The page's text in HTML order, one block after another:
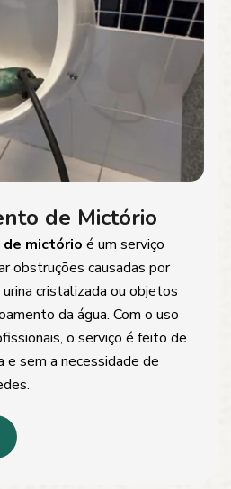
de Mictório
mictório é um serviço
obstruções causadas por
cristalizada ou objetos
da água. Com o uso
o serviço é feito de
e sem a necessidade de